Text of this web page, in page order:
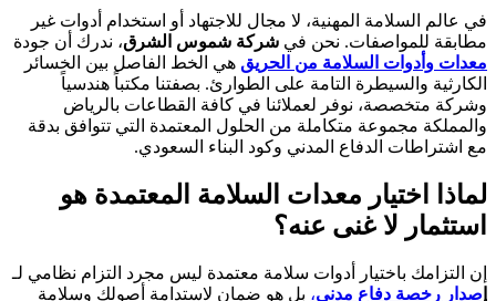
في عالم السلامة المهنية، لا مجال للاجتهاد أو استخدام أدوات غير
مطابقة للمواصفات. نحن في شركة شموس الشرق، ندرك أن جودة
معدات وأدوات السلامة من الحريق هي الخط الفاصل بين الخسائر
الكارثية والسيطرة التامة على الطوارئ. بصفتنا مكتباً هندسياً
وشركة متخصصة، نوفر لعملائنا في كافة القطاعات بالرياض
والمملكة مجموعة متكاملة من الحلول المعتمدة التي تتوافق بدقة
مع اشتراطات الدفاع المدني وكود البناء السعودي.
لماذا اختيار معدات السلامة المعتمدة هو
استثمار لا غنى عنه؟
إن التزامك باختيار أدوات سلامة معتمدة ليس مجرد التزام نظامي لـ
إصدار رخصة دفاع مدني، بل هو ضمان لاستدامة أصولك وسلامة